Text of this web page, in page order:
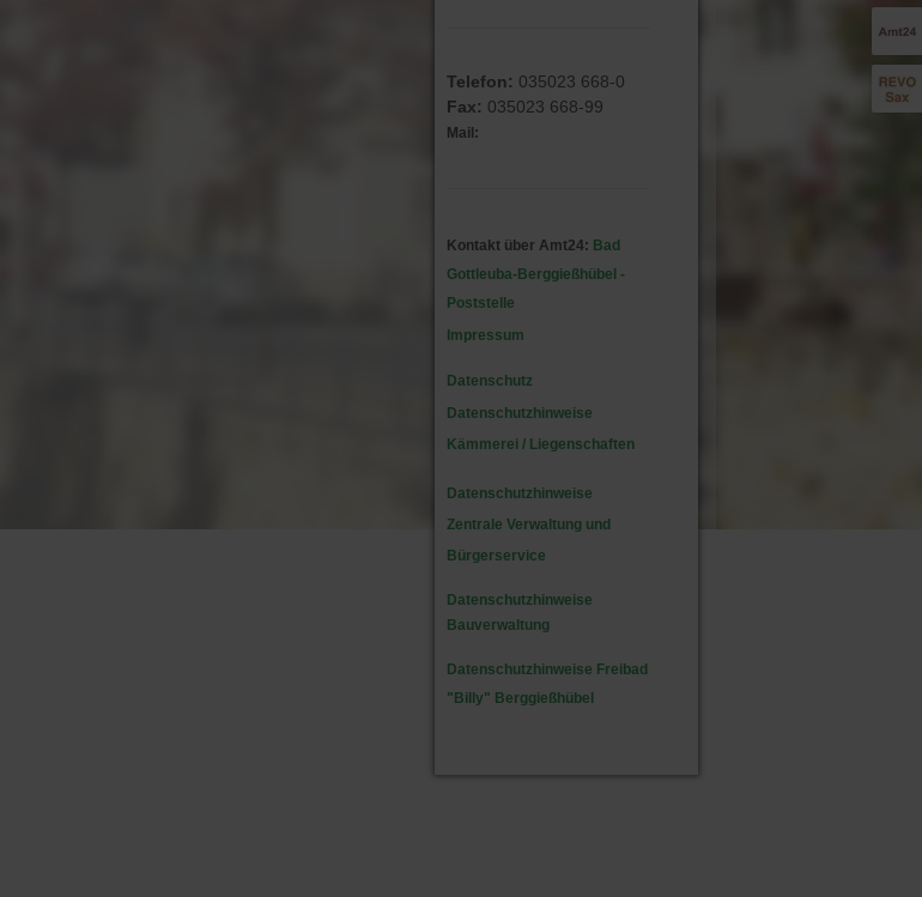
Telefon: 035023 668-0
Fax: 035023 668-99
Mail:
Kontakt über Amt24: Bad
Gottleuba-Berggießhübel -
Poststelle
Impressum
Datenschutz
Datenschutzhinweise
Kämmerei / Liegenschaften
Datenschutzhinweise
Zentrale Verwaltung und
Bürgerservice
Datenschutzhinweise
Bauverwaltung
Datenschutzhinweise Freibad
"Billy" Berggießhübel